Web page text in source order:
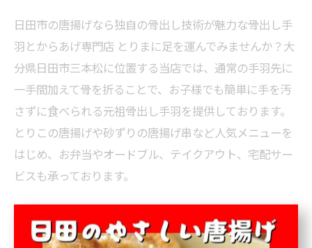
日田市の唐揚げなら独自の骨出し技術が魅力な骨出し手
羽とからあげ専門店 とりまに足を運んでみませんか？大
分県日田市三本松に位置する当店では、通常の手羽先に
一手間加えて骨を折ることで、お子様でも簡単に手を汚
さずに食べられる元祖骨出し手羽を提供しております。
とりこの唐揚げや砂ずりの唐揚げ串など人気メニューを
はじめ、お弁当やオードブル、テイクアウト、宅配サー
ビスも承っております。
日田市で揚げ物中心のオードブル
日田市で品質を保つテ
イクアウト